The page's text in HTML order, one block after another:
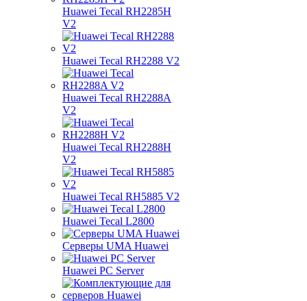
Huawei Tecal RH2285H
V2
Huawei Tecal RH2288 V2
Huawei Tecal RH2288A
V2
Huawei Tecal RH2288H
V2
Huawei Tecal RH5885 V2
Huawei Tecal L2800
Серверы UMA Huawei
Huawei PC Server